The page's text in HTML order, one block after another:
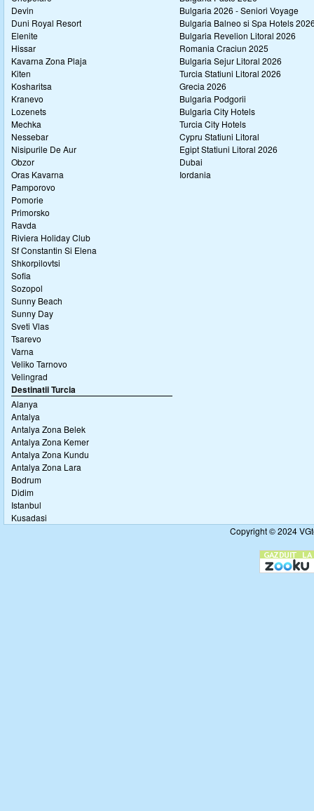
Devin
Duni Royal Resort
Elenite
Hissar
Kavarna Zona Plaja
Kiten
Kosharitsa
Kranevo
Lozenets
Mechka
Nessebar
Nisipurile De Aur
Obzor
Oras Kavarna
Pamporovo
Pomorie
Primorsko
Ravda
Riviera Holiday Club
Sf Constantin Si Elena
Shkorpilovtsi
Sofia
Sozopol
Sunny Beach
Sunny Day
Sveti Vlas
Tsarevo
Varna
Veliko Tarnovo
Velingrad
Destinatii Turcia
Alanya
Antalya
Antalya Zona Belek
Antalya Zona Kemer
Antalya Zona Kundu
Antalya Zona Lara
Bodrum
Didim
Istanbul
Kusadasi
Bulgaria 2026 - Seniori Voyage
Bulgaria Balneo si Spa Hotels
Bulgaria Revelion Litoral 2026
Romania Craciun 2025
Bulgaria Sejur Litoral 2026
Turcia Statiuni Litoral 2026
Grecia 2026
Bulgaria Podgorii
Bulgaria City Hotels
Turcia City Hotels
Cypru Statiuni Litoral
Egipt Statiuni Litoral 2026
Dubai
Iordania
Copyright © 2024